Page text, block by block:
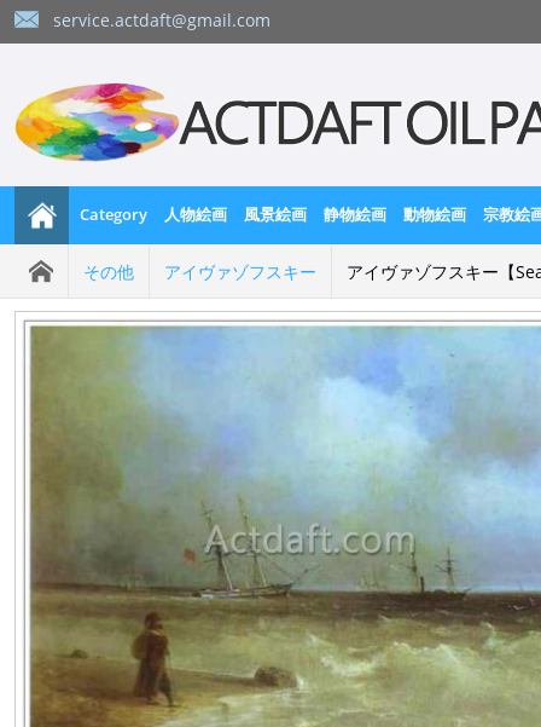
service.actdaft@gmail.com
Category 人物絵画 風景絵画 静物絵画 動物絵画 宗教絵
その他 アイヴァゾフスキー アイヴァゾフスキー【